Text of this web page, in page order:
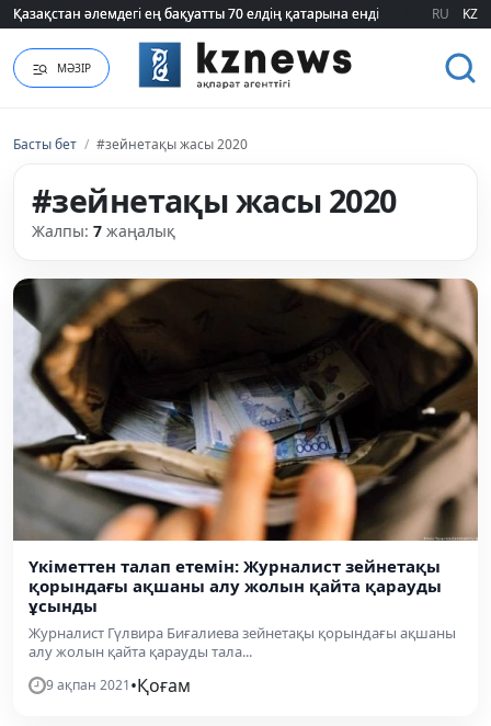
Қазақстан әлемдегі ең бақуатты 70 елдің қатарына енді
Қазақстан әлемдегі ең бақуатты 70 елдің қатарына енді RU KZ
МӘЗІР
Басты бет / #зейнетақы жасы 2020
#зейнетақы жасы 2020
Жалпы: 7 жаңалық
Үкіметтен талап етемін: Журналист зейнетақы
қорындағы ақшаны алу жолын қайта қарауды
ұсынды
Журналист Гүлвира Биғалиева зейнетақы қорындағы ақшаны
алу жолын қайта қарауды тала...
9 ақпан 2021•Қоғам